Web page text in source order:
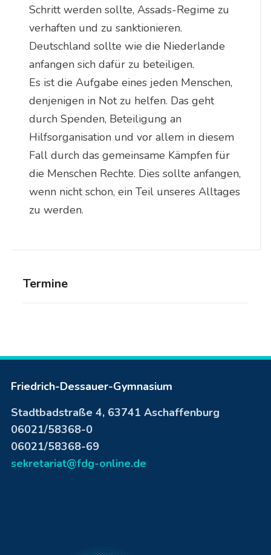
Termine
Schritt werden sollte, Assads-Regime zu
verhaften und zu sanktionieren.
Deutschland sollte wie die Niederlande
anfangen sich dafür zu beteiligen.
Es ist die Aufgabe eines jeden Menschen,
denjenigen in Not zu helfen. Das geht
durch Spenden, Beteiligung an
Hilfsorganisation und vor allem in diesem
Fall durch das gemeinsame Kämpfen für
die Menschen Rechte. Dies sollte anfangen,
wenn nicht schon, ein Teil unseres Alltages
zu werden.
Friedrich-Dessauer-Gymnasium
Stadtbadstraße 4, 63741 Aschaffenburg
06021/58368-0
06021/58368-69
sekretariat@fdg-online.de